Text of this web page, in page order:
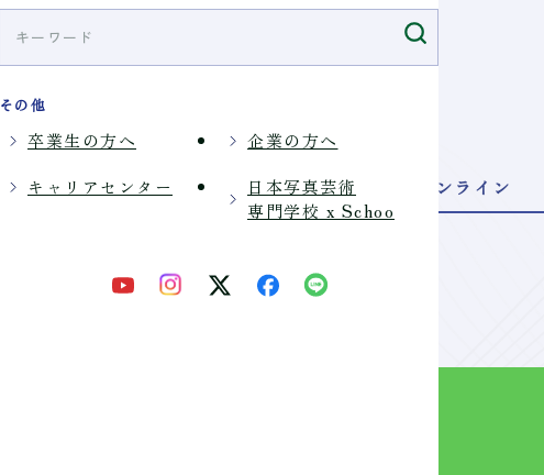
その他
卒業生の方へ
企業の方へ
キャリアセンター
日本写真芸術
専門学校 x Schoo
ENTRY
来校型 オンライン